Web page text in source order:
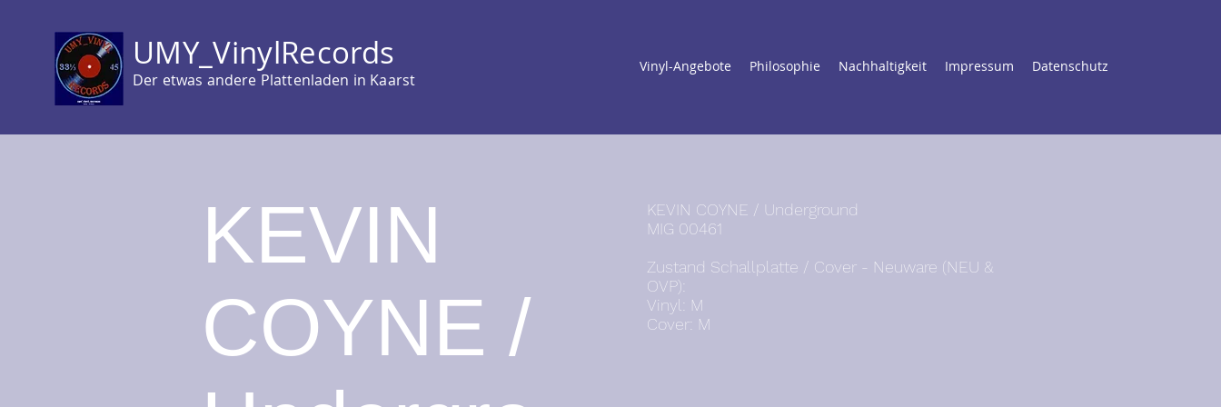
UMY_VinylRecords
Der etwas andere Plattenladen in Kaarst
Vinyl-Angebote Philosophie Nachhaltigkeit Impressum Datenschutz
KEVIN
COYNE /
KEVIN COYNE / Underground
MIG 00461
Zustand Schallplatte / Cover - Neuware (NEU &
OVP):
Vinyl: M
Cover: M